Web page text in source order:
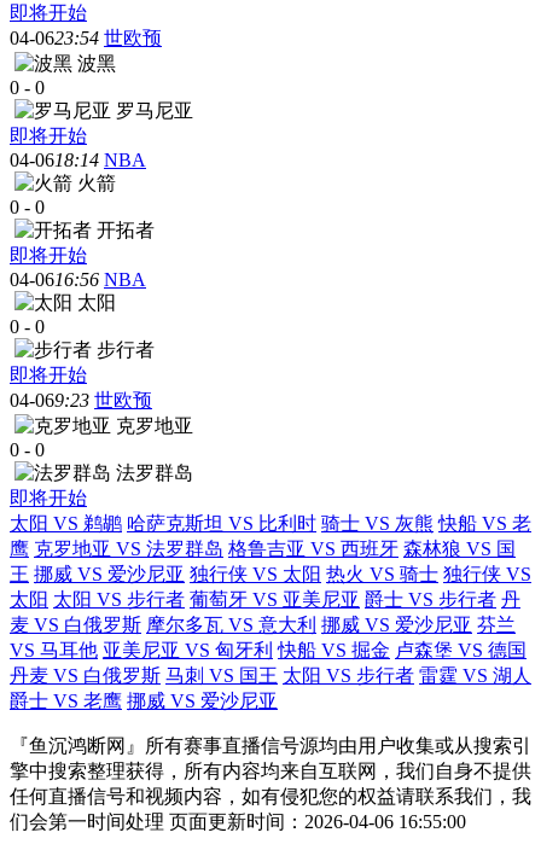
即将开始
04-0623:54 世欧预
波黑
0 - 0
罗马尼亚
即将开始
04-0618:14 NBA
火箭
0 - 0
开拓者
即将开始
04-0616:56 NBA
太阳
0 - 0
步行者
即将开始
04-069:23 世欧预
克罗地亚
0 - 0
法罗群岛
即将开始
太阳 VS 鹈鹕 哈萨克斯坦 VS 比利时 骑士 VS 灰熊 快船 VS 老
鹰 克罗地亚 VS 法罗群岛 格鲁吉亚 VS 西班牙 森林狼 VS 国
王 挪威 VS 爱沙尼亚 独行侠 VS 太阳 热火 VS 骑士 独行侠 VS
太阳 太阳 VS 步行者 葡萄牙 VS 亚美尼亚 爵士 VS 步行者 丹
麦 VS 白俄罗斯 摩尔多瓦 VS 意大利 挪威 VS 爱沙尼亚 芬兰
VS 马耳他 亚美尼亚 VS 匈牙利 快船 VS 掘金 卢森堡 VS 德国
丹麦 VS 白俄罗斯 马刺 VS 国王 太阳 VS 步行者 雷霆 VS 湖人
爵士 VS 老鹰 挪威 VS 爱沙尼亚
『鱼沉鸿断网』所有赛事直播信号源均由用户收集或从搜索引
擎中搜索整理获得，所有内容均来自互联网，我们自身不提供
任何直播信号和视频内容，如有侵犯您的权益请联系我们，我
们会第一时间处理 页面更新时间：2026-04-06 16:55:00